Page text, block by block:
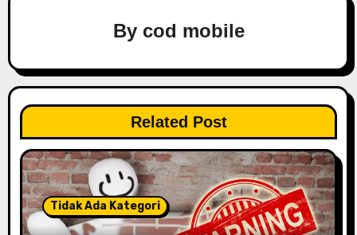
g
t
i
o
By cod mobile
Related Post
Tidak Ada Kategori